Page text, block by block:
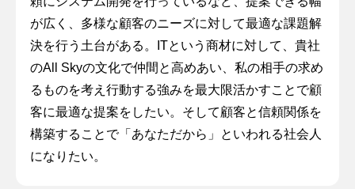
が広く、多様な顧客のニーズに対して最適な課題解
決を行う土台がある。ITという商材に対して、貴社
のAll Skyの文化で仲間と高めあい、私の相手の求め
るものを考え行動する強みを最大限活かすことで顧
客に最適な提案をしたい。そして顧客と信頼関係を
構築することで「あなただから」といわれる社会人
になりたい。